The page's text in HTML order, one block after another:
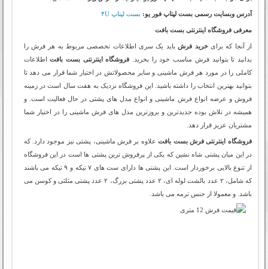
آدرس وبسایت رسمی بست لپتاپ فور یو: بست لپتاپ ۴U
معرفی فروشگاه اینترنتی بست بافت
از آنجا که برایخرید فرش باید یک سری اطلاعات تخصصی مربوط به هر فرش را
بدانید تا بتوانید فرش مناسب خود را بخرید. فروشگاه اینترنتی بست بافتاطلاعات
کاملی را در مورد هر فرش ماشینی و سایر محصولاتش در اختیار شما قرار می دهد تا
بتوانید بهترین انتخاب را داشته باشید. این فروشگاه نزدیک به هفت سال است در زمینه
فروش و عرضه انواع فرش ماشینی و انواع مدل های پشتی در حال فعالیت است. و
همیشه در تلاش بوده جدیدترین و بروزترین مدل های فرش ماشینی را در اختیار شما
مشتریان عزیز قرار دهد.
فروشگاه اینترنتی فرش بست بافتعلاوه بر فرش ماشینی، پشتی نیز موجود دارد. که
در این میان پشتی شاه نشین که یکی از پرفروش ترین پشتی ها است در این فروشگاه
از تنوع بالایی برخوردار است. این پشتی ها دارای ست های ۷ تیکه و ۹ تیکه می باشند
که شامل، ۲ عدد بالشت لوله ای، ۲ عدد پشتی بزرگ، ۲ عدد پشتی مثلثی و کوسن می
باشد. و معمولا از جنس ترمه می باشد.